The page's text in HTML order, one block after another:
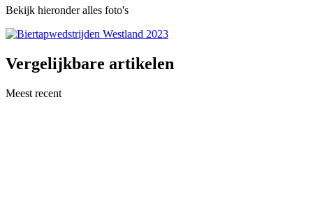
Bekijk hieronder alles foto's
Vergelijkbare artikelen
Meest recent